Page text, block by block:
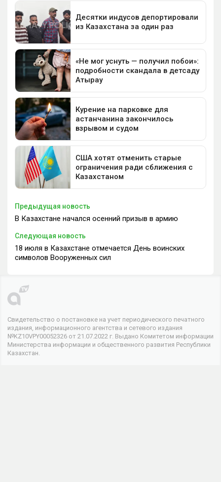
Предыдущая новость
В Казахстане начался осенний призыв в армию
Следующая новость
18 июля в Казахстане отмечается День воинских
символов Вооруженных сил
Свидетельство о постановке на учет периодического печатного
издания, информационного агентства и сетевого издания
№KZ10VPY00052326 от 21.07.2022 г. Выдано Комитетом информации
Министерства информации и общественного развития Республики
Казахстан.